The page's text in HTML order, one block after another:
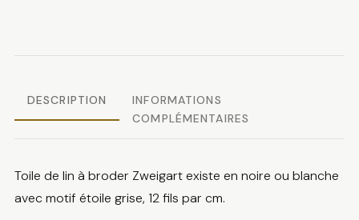
noir
étoile
coupon
DESCRIPTION
INFORMATIONS
COMPLÉMENTAIRES
Toile de lin à broder Zweigart existe en noire ou blanche
avec motif étoile grise, 12 fils par cm.